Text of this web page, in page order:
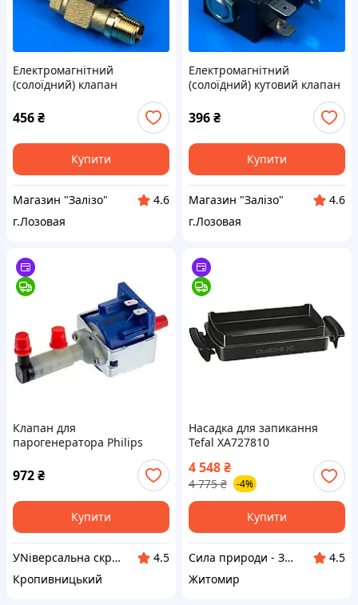
Електромагнітний
(солоїдний) клапан
прямий
456₴
Купити
Магазин "Залізо"
4.6
г.Лозовая
Електромагнітний
(солоїдний) кутовий клапан
396₴
Купити
Магазин "Залізо"
4.6
г.Лозовая
Клапан для
парогенератора Philips
423902274701 Jiayin JYPC-3
25W 220-240V
972₴
Купити
УNіверсальна скринька
4.5
Кропивницький
Насадка для запикання
Tefal XA727810
4 548₴
4 775 ₴ -4%
Купити
Сила природи - Здорова Родина
4.5
Житомир